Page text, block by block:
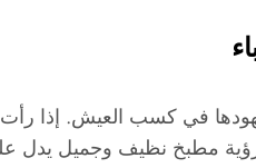
في كسب العيش. إذا
مطبخ نظيف وجميل يدل